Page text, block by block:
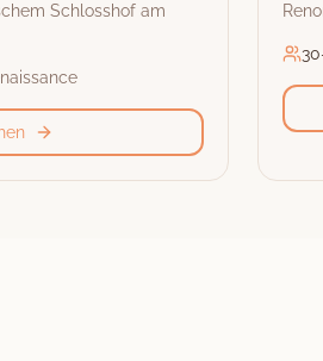
Schlosshof am
30